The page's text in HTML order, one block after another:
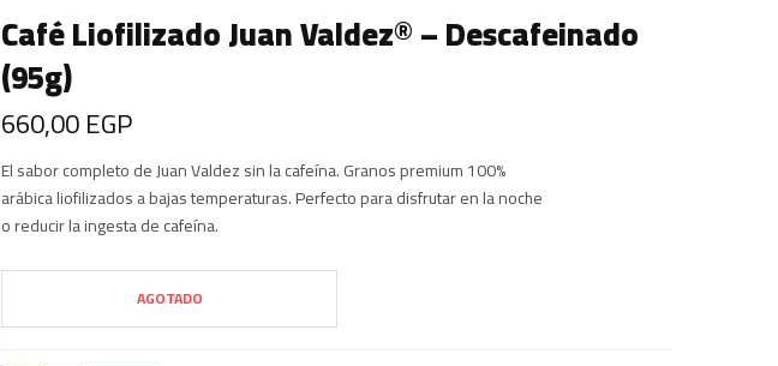
Café Liofilizado Juan Valdez® – Descafeinado
(95g)
660,00EGP
El sabor completo de Juan Valdez sin la cafeína. Granos premium 100%
arábica liofilizados a bajas temperaturas. Perfecto para disfrutar en la noche
o reducir la ingesta de cafeína.
AGOTADO